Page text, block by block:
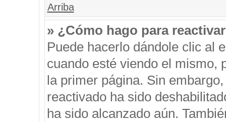
Arriba
» ¿Cómo hago para
Puede hacerlo dándole clic al
cuando esté viendo el mismo,
la primer página. Sin
reactivado ha sido
ha sido alcanzado aún.